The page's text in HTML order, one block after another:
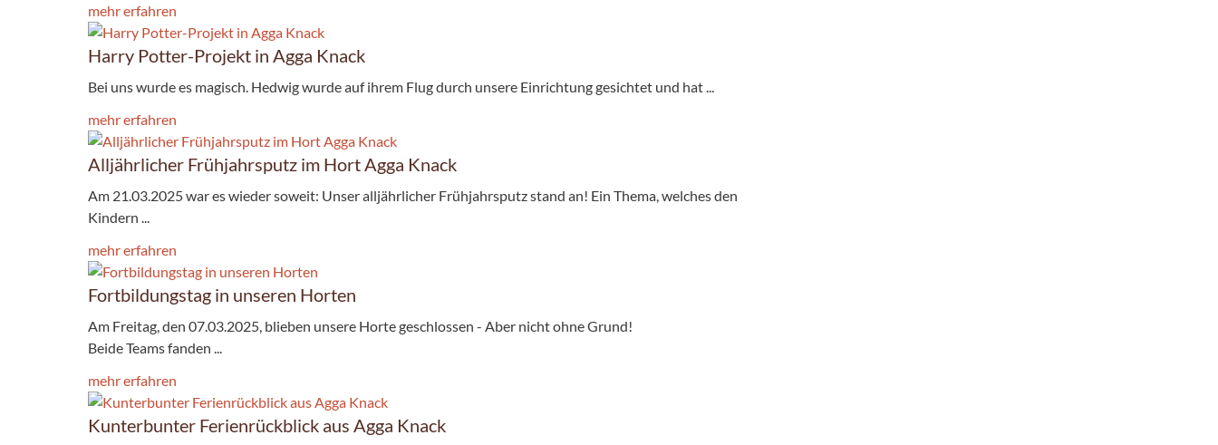
mehr erfahren
Harry Potter-Projekt in Agga Knack
Bei uns wurde es magisch. Hedwig wurde auf ihrem Flug durch unsere Einrichtung gesichtet und hat ...
mehr erfahren
Alljährlicher Frühjahrsputz im Hort Agga Knack
Am 21.03.2025 war es wieder soweit: Unser alljährlicher Frühjahrsputz stand an! Ein Thema, welches den
Kindern ...
mehr erfahren
Fortbildungstag in unseren Horten
Am Freitag, den 07.03.2025, blieben unsere Horte geschlossen - Aber nicht ohne Grund!
Beide Teams fanden ...
mehr erfahren
Kunterbunter Ferienrückblick aus Agga Knack